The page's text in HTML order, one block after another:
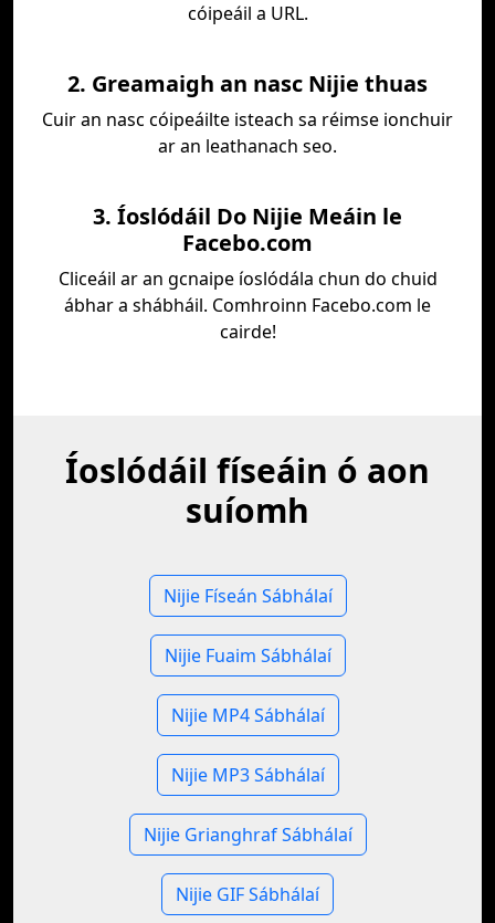
cóipeáil a URL.
2. Greamaigh an nasc Nijie thuas
Cuir an nasc cóipeáilte isteach sa réimse ionchuir
ar an leathanach seo.
3. Íoslódáil Do Nijie Meáin le
Facebo.com
Cliceáil ar an gcnaipe íoslódála chun do chuid
ábhar a shábháil. Comhroinn Facebo.com le
cairde!
Íoslódáil físeáin ó aon
suíomh
Nijie Físeán Sábhálaí
Nijie Fuaim Sábhálaí
Nijie MP4 Sábhálaí
Nijie MP3 Sábhálaí
Nijie Grianghraf Sábhálaí
Nijie GIF Sábhálaí